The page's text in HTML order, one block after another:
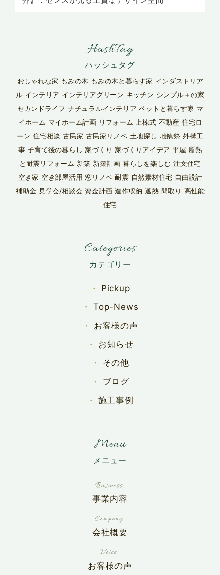
HashTag
おしゃれな家 もみの木 もみの木と暮らす家 インダストリア
ル インテリア インテリアグリーン キッチン シンプル＋の家
セカンドライフ ナチュラルインテリア ペットと暮らす家 マ
イホーム マイホーム計画 リフォーム 上棟式 不動産 住宅ロ
ーン 住宅相談 古民家 古民家リノベ 土地探し 地鎮祭 外構工
事 子育て後の暮らし 家づくり 家づくりアイデア 平屋 断熱
と耐震リフォーム 新築 新築計画 暮らしを楽しむ 注文住宅
空き家 空き部屋活用 窓リノベ 耐震 自然素材住宅 自由設計
補助金 見学会/相談会 資金計画 造作収納 遮熱 間取り 高性能
住宅
Categories
Pickup
Top-News
お客様の声
お知らせ
その他
ブログ
施工事例
Menu
事業内容
会社概要
お客様の声